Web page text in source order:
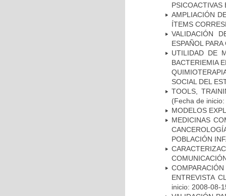
PSICOACTIVAS
AMPLIACIÓN
ÍTEMS
VALIDACIÓN
ESPAÑOL
UTILIDAD DE
BACTERIEMIA
SOCIAL DEL
TOOLS,
(Fecha de
MODELOS
MEDICINAS
POBLACIÓN
ENTREVISTA
inicio: 2008-08-